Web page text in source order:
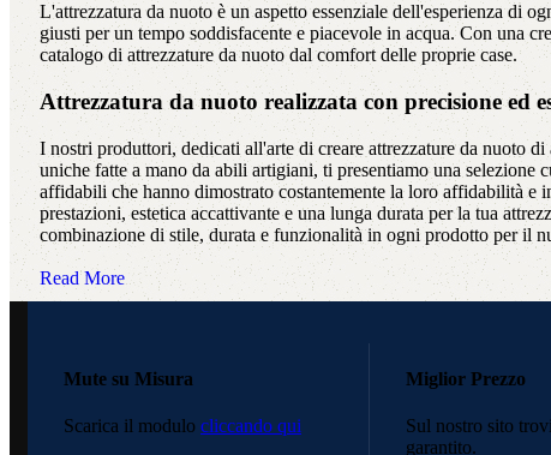
L'attrezzatura da nuoto è un aspetto essenziale dell'esperienza di
giusti per un tempo soddisfacente e piacevole in acqua. Con una
catalogo di attrezzature da nuoto dal comfort delle proprie case.
Attrezzatura da nuoto realizzata con precisione ed
I nostri produttori, dedicati all'arte di creare attrezzature da nuoto
uniche fatte a mano da abili artigiani, ti presentiamo una
affidabili che hanno dimostrato costantemente la loro affidabilità e
prestazioni, estetica accattivante e una lunga durata per la tua
combinazione di stile, durata e funzionalità in ogni prodotto per il
Read More
Mute su Misura
Scarica il modulo cliccando qui
Miglior Prezzo
Sul nostro sito
garantito.